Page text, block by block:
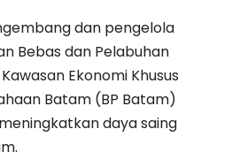
dan pengelola
Bebas dan Pelabuhan
Ekonomi Khusus
Batam (BP Batam)
daya saing